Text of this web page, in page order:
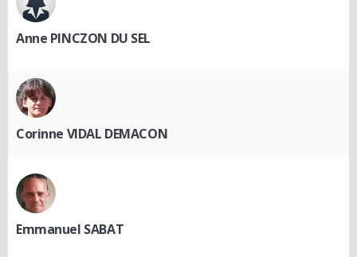
Anne PINCZON DU SEL
Corinne VIDAL DEMACON
Emmanuel SABAT